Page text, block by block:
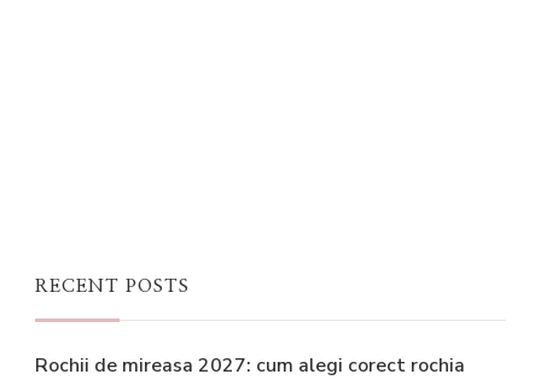
RECENT POSTS
Rochii de mireasa 2027: cum alegi corect rochia